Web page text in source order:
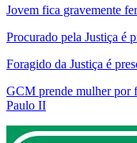
Jovem fica gravemente
Procurado pela Justiça é
Foragido da Justiça é
GCM prende mulher por
Paulo II